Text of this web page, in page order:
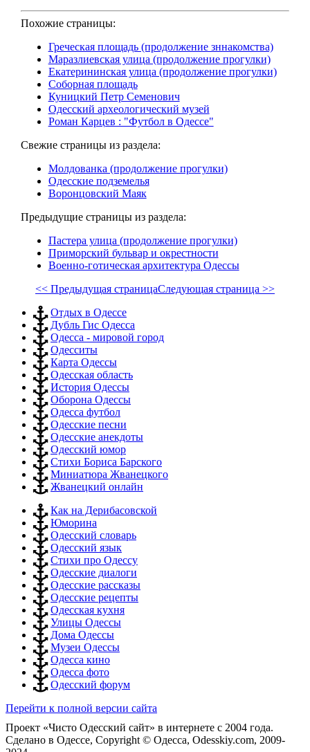
Похожие страницы:
Греческая площадь (продолжение зннакомства)
Маразлиевская улица (продолжение прогулки)
Екатерининская улица (продолжение прогулки)
Соборная площадь
Куницкий Петр Семенович
Одесский археологический музей
Роман Карцев : "Футбол в Одессе"
Свежие страницы из раздела:
Молдованка (продолжение прогулки)
Одесские подземелья
Воронцовский Маяк
Предыдущие страницы из раздела:
Пастера улица (продолжение прогулки)
Приморский бульвар и окрестности
Военно-готическая архитектура Одессы
<< Предыдущая страницаСледующая страница >>
Отдых в Одессе
Дубль Гис Одесса
Одесса - мировой город
Одесситы
Карта Одессы
Одесская область
История Одессы
Оборона Одессы
Одесса футбол
Одесские песни
Одесские анекдоты
Одесский юмор
Стихи Бориса Барского
Миниатюра Жванецкого
Жванецкий онлайн
Как на Дерибасовской
Юморина
Одесский словарь
Одесский язык
Стихи про Одессу
Одесские диалоги
Одесские рассказы
Одесские рецепты
Одесская кухня
Улицы Одессы
Дома Одессы
Музеи Одессы
Одесса кино
Одесса фото
Одесский форум
Перейти к полной версии сайта
Проект «Чисто Одесский сайт» в интернете с 2004 года.
Сделано в Одессе, Copyright © Одесса, Odesskiy.com, 2009-